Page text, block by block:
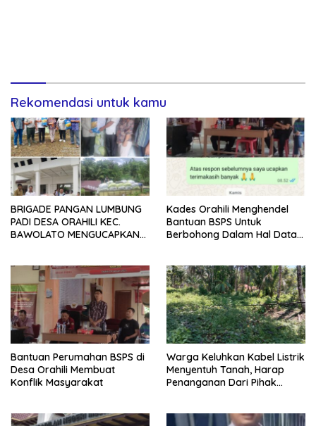
Rekomendasi untuk kamu
BRIGADE PANGAN LUMBUNG
PADI DESA ORAHILI KEC.
BAWOLATO MENGUCAPKAN
Kades Orahili Menghendel
Bantuan BSPS Untuk
Berbohong Dalam Hal Data
Bantuan Perumahan BSPS di
Desa Orahili Membuat
Konflik Masyarakat
Warga Keluhkan Kabel Listrik
Menyentuh Tanah, Harap
Penanganan Dari Pihak